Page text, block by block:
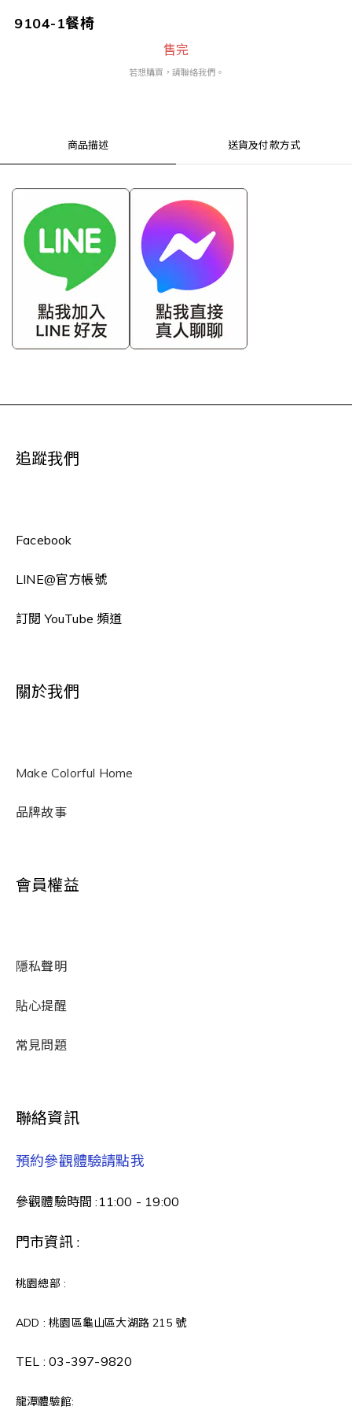
9104-1餐椅
售完
若想購買，請聯絡我們。
商品描述 送貨及付款方式
追蹤我們
Facebook
LINE@官方帳號
訂閱 YouTube 頻道
關於我們
Make Colorful Home
品牌故事
會員權益
隱私聲明
貼心提醒
常見問題
聯絡資訊
預約參觀體驗請點我
參觀體驗時間 :11:00 - 19:00
門市資訊 :
桃園總部 :
ADD : 桃園區龜山區大湖路 215 號
TEL :03-397-9820
龍潭體驗館: